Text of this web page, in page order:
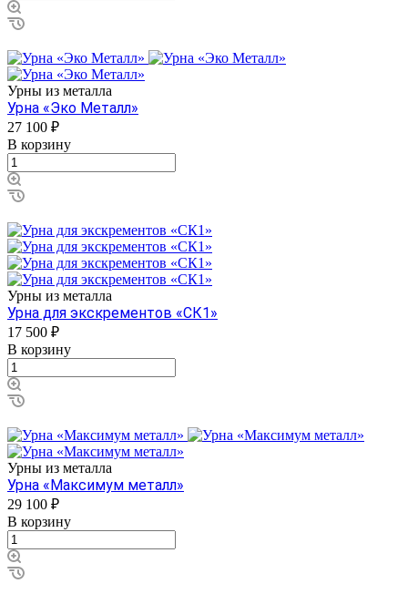
Урны из металла
Урна «Эко Металл»
27 100 ₽
В корзину
Урны из металла
Урна для экскрементов «СК1»
17 500 ₽
В корзину
Урны из металла
Урна «Максимум металл»
29 100 ₽
В корзину